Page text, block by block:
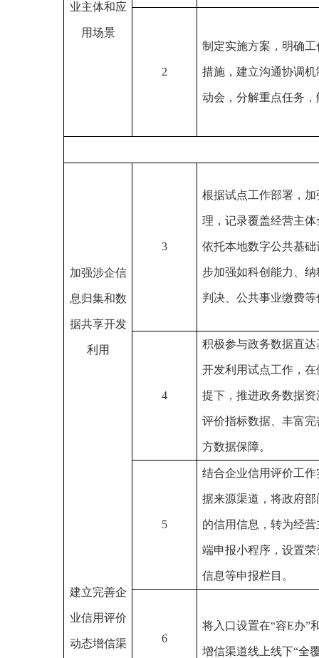
业主体和应
用场景
2
制定实施方案，明确
措施，建立沟通协调
动会，分解重点任务
加强涉企信
息归集和数
据共享开发
利用
3
根据试点工作部署，
理，记录覆盖经营主
依托本地数字公共基
步加强如科创能力、
判决、公共事业缴费
4
积极参与政务数据直
开发利用试点工作，
提下，推进政务数据
评价指标数据、丰富
方数据保障。
建立完善企
业信用评价
动态增信渠
5
结合企业信用评价工
据来源渠道，将政府
的信用信息，转为经
端申报小程序，设置
信息等申报栏目 。
6
将入口设置在“容E办”
增信渠道线上线下“全